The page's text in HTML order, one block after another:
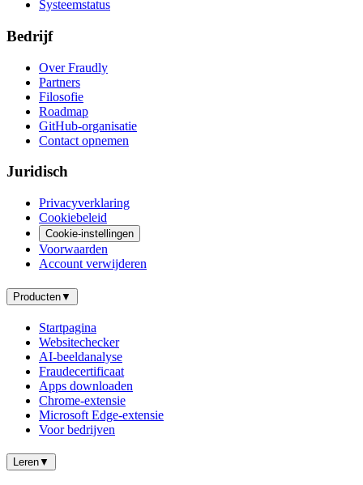
Systeemstatus
Bedrijf
Over Fraudly
Partners
Filosofie
Roadmap
GitHub-organisatie
Contact opnemen
Juridisch
Privacyverklaring
Cookiebeleid
Cookie-instellingen
Voorwaarden
Account verwijderen
Producten▼
Startpagina
Websitechecker
AI-beeldanalyse
Fraudecertificaat
Apps downloaden
Chrome-extensie
Microsoft Edge-extensie
Voor bedrijven
Leren▼